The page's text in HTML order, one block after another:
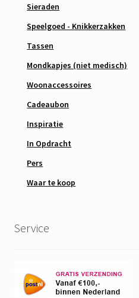
Sieraden
Speelgoed - Knikkerzakken
Tassen
Mondkapjes (niet medisch)
Woonaccessoires
Cadeaubon
Inspiratie
In Opdracht
Pers
Waar te koop
Service